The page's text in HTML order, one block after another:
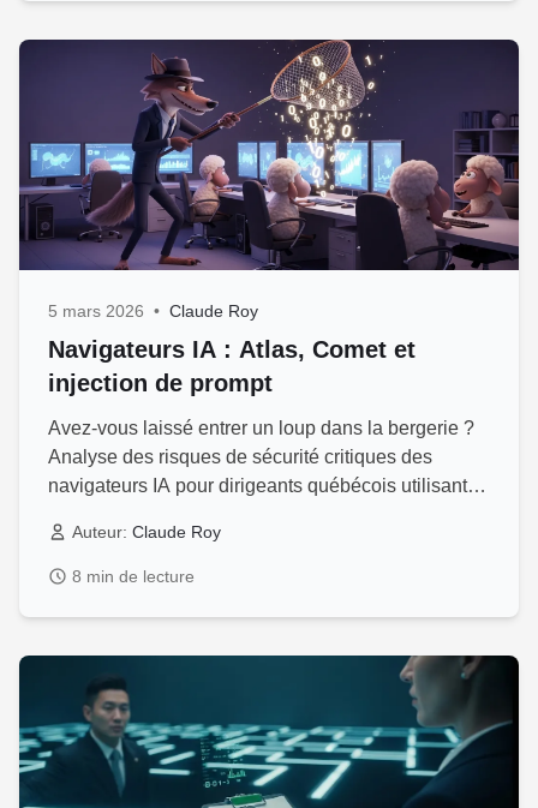
5 mars 2026 • Claude Roy
Navigateurs IA : Atlas, Comet et
injection de prompt
Avez-vous laissé entrer un loup dans la bergerie ?
Analyse des risques de sécurité critiques des
navigateurs IA pour dirigeants québécois utilisant
Auteur: Claude Roy
8 min de lecture